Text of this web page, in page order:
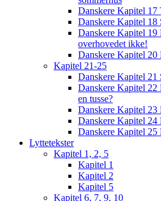
Danskere Kapitel 17
Danskere Kapitel 18
Danskere Kapitel
overhovedet ikke!
Danskere Kapitel 20
Kapitel 21-25
Danskere Kapitel 21
Danskere Kapitel
en tusse?
Danskere Kapitel 23
Danskere Kapitel 24
Danskere Kapitel 25
Lyttetekster
Kapitel 1, 2, 5
Kapitel 1
Kapitel 2
Kapitel 5
Kapitel 6, 7, 9, 10